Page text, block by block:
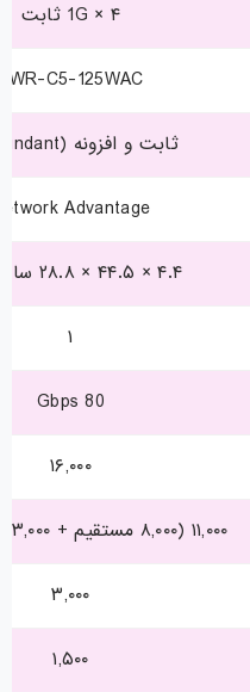
۴ × 1G ثابت
C5-125WAC
ثابت و افزونه (Redundant)
Advantage
۴.۴ × ۴۴.۵ × ۲۸.۸ سانتی‌متر
۱
80 Gbps
۱۶,۰۰۰
۱۱,۰۰۰ (۸,۰۰۰ مستقیم + ۳,۰۰۰ غیرمستقیم)
۳,۰۰۰
۱,۵۰۰